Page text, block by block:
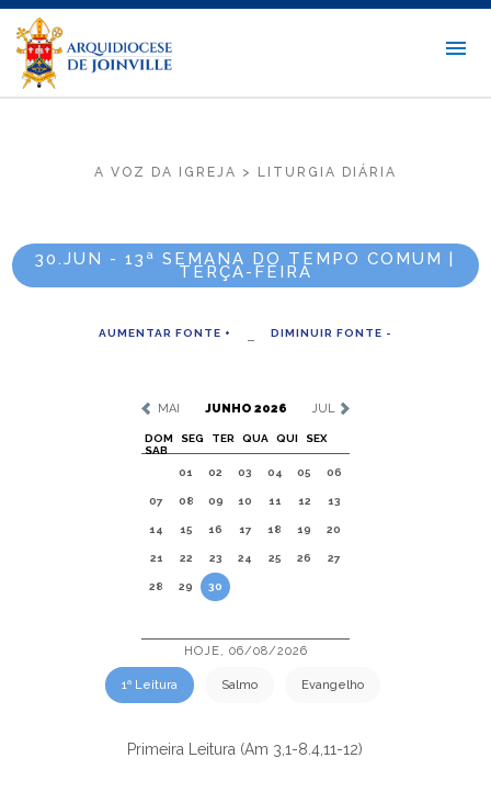
A VOZ DA IGREJA > LITURGIA DIÁRIA
30.JUN - 13ª SEMANA DO TEMPO COMUM |
TERÇA-FEIRA
AUMENTAR FONTE + DIMINUIR FONTE -
MAI JUNHO 2026 JUL
DOM SEG TER QUA QUI
SEX
SAB
01
02 03 04 05 06
07 08 09 10 11 12 13
14 15 16 17 18 19 20
21 22 23 24 25 26 27
28 29 30
HOJE, 06/08/2026
1ª Leitura Salmo Evangelho
Primeira Leitura (Am 3,1-8.4,11-12)